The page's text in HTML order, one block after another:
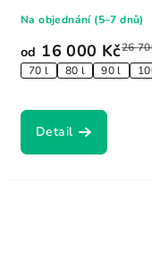
od 16 000 Kč26
70 l 80 l 90 l
Na objednání (5–7 dnů)
Detail